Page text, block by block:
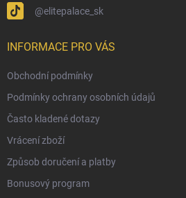
@elitepalace_sk
INFORMACE PRO VÁS
Obchodní podmínky
Podmínky ochrany osobních údajů
Často kladené dotazy
Vrácení zboží
Způsob doručení a platby
Bonusový program